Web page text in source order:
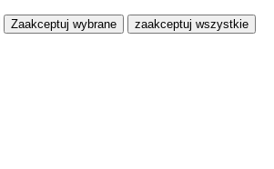
Zaakceptuj wybrane zaakceptuj wszystkie